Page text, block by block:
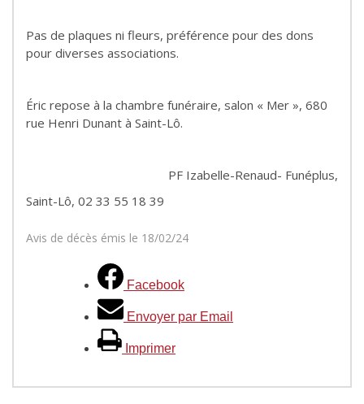
Pas de plaques ni fleurs, préférence pour des dons
pour diverses associations.
Éric repose à la chambre funéraire, salon « Mer », 680
rue Henri Dunant à Saint-Lô.
PF Izabelle-Renaud- Funéplus,
Saint-Lô, 02 33 55 18 39
Avis de décès émis le 18/02/24
Facebook
Envoyer par Email
Imprimer